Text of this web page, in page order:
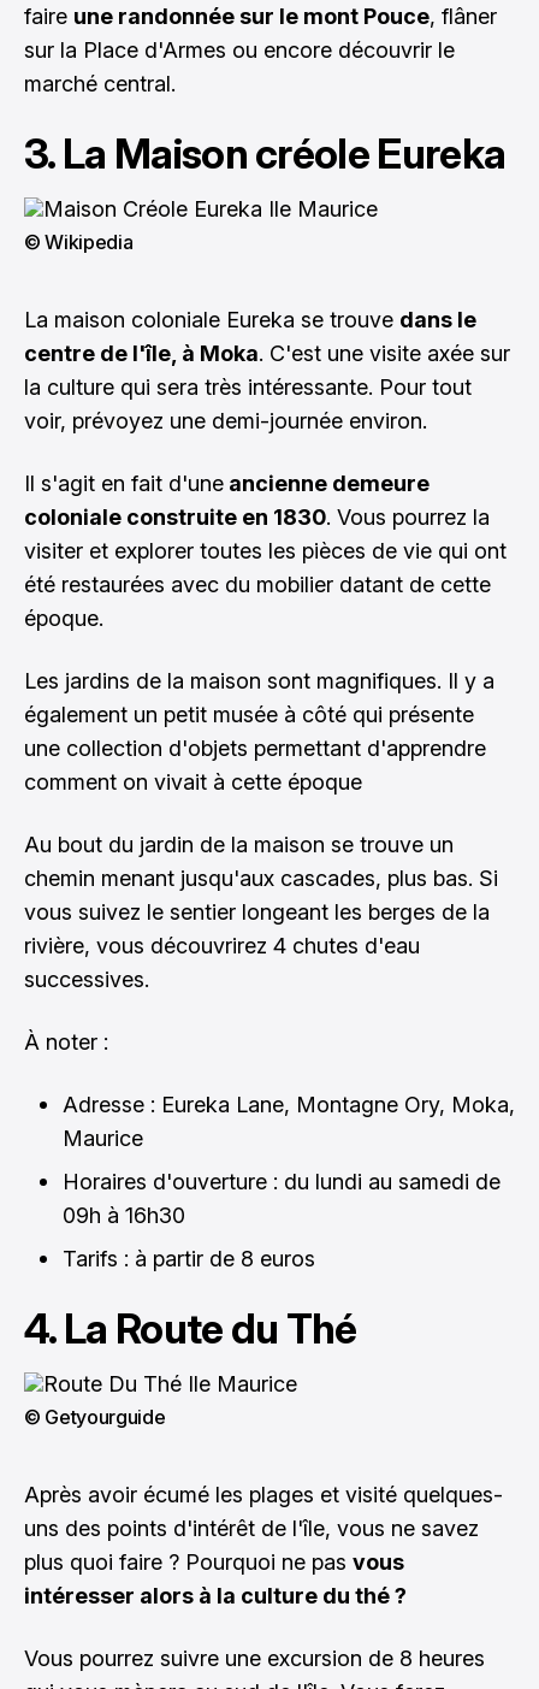
faire une randonnée sur le mont Pouce, flâner
sur la Place d'Armes ou encore découvrir le
marché central.
3. La Maison créole Eureka
© Wikipedia
La maison coloniale Eureka se trouve dans le
centre de l'île, à Moka. C'est une visite axée sur
la culture qui sera très intéressante. Pour tout
voir, prévoyez une demi-journée environ.
Il s'agit en fait d'une ancienne demeure
coloniale construite en 1830. Vous pourrez la
visiter et explorer toutes les pièces de vie qui ont
été restaurées avec du mobilier datant de cette
époque.
Les jardins de la maison sont magnifiques. Il y a
également un petit musée à côté qui présente
une collection d'objets permettant d'apprendre
comment on vivait à cette époque
Au bout du jardin de la maison se trouve un
chemin menant jusqu'aux cascades, plus bas. Si
vous suivez le sentier longeant les berges de la
rivière, vous découvrirez 4 chutes d'eau
successives.
À noter :
Adresse : Eureka Lane, Montagne Ory, Moka,
Maurice
Horaires d'ouverture : du lundi au samedi de
09h à 16h30
Tarifs : à partir de 8 euros
4. La Route du Thé
© Getyourguide
Après avoir écumé les plages et visité quelques-
uns des points d'intérêt de l'île, vous ne savez
plus quoi faire ? Pourquoi ne pas vous
intéresser alors à la culture du thé ?
Vous pourrez suivre une excursion de 8 heures